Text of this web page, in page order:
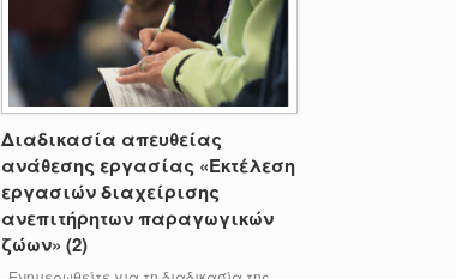
Διαδικασία απευθείας
ανάθεσης εργασίας «Εκτέλεση
εργασιών διαχείρισης
ανεπιτήρητων παραγωγικών
ζώων» (2)